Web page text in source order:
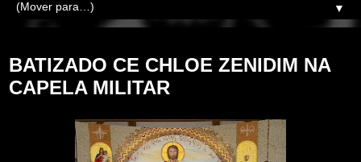
▼
BATIZADO CE CHLOE ZENIDIM NA
CAPELA MILITAR